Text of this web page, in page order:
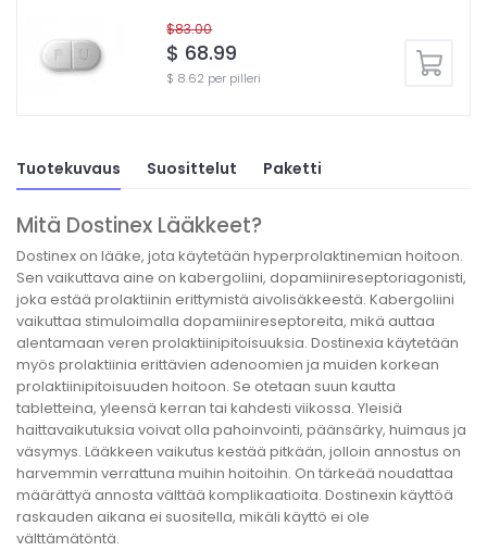
$83.00
$ 68.99
$ 8.62 per pilleri
Tuotekuvaus Suosittelut Paketti
Mitä Dostinex Lääkkeet?
Dostinex on lääke, jota käytetään hyperprolaktinemian hoitoon.
Sen vaikuttava aine on kabergoliini, dopamiinireseptoriagonisti,
joka estää prolaktiinin erittymistä aivolisäkkeestä. Kabergoliini
vaikuttaa stimuloimalla dopamiinireseptoreita, mikä auttaa
alentamaan veren prolaktiinipitoisuuksia. Dostinexia käytetään
myös prolaktiinia erittävien adenoomien ja muiden korkean
prolaktiinipitoisuuden hoitoon. Se otetaan suun kautta
tabletteina, yleensä kerran tai kahdesti viikossa. Yleisiä
haittavaikutuksia voivat olla pahoinvointi, päänsärky, huimaus ja
väsymys. Lääkkeen vaikutus kestää pitkään, jolloin annostus on
harvemmin verrattuna muihin hoitoihin. On tärkeää noudattaa
määrättyä annosta välttää komplikaatioita. Dostinexin käyttöä
raskauden aikana ei suositella, mikäli käyttö ei ole
välttämätöntä.